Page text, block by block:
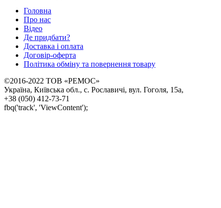
Головна
Про нас
Відео
Де придбати?
Доставка і оплата
Договір-оферта
Політика обміну та повернення товару
©2016-2022 ТОВ «РЕМОС»
Україна, Київська обл., с. Рославичі, вул. Гоголя, 15а,
+38 (050) 412-73-71
fbq('track', 'ViewContent');